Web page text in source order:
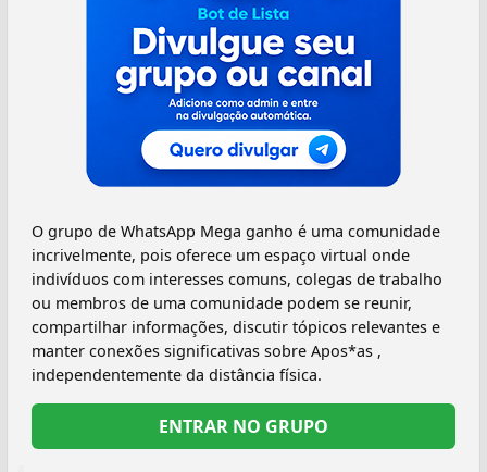
O grupo de WhatsApp Mega ganho é uma comunidade
incrivelmente, pois oferece um espaço virtual onde
indivíduos com interesses comuns, colegas de trabalho
ou membros de uma comunidade podem se reunir,
compartilhar informações, discutir tópicos relevantes e
manter conexões significativas sobre Apos*as ,
independentemente da distância física.
ENTRAR NO GRUPO